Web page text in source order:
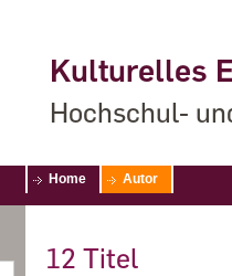
Kulturelles
Hochschul-
Home Autor
12 Titel